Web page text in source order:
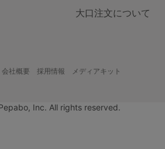
大口注文について
会社概要 採用情報 メディアキット
Inc. All rights reserved.